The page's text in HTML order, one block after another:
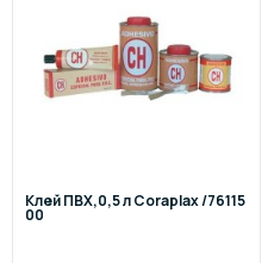
Клей ПВХ,0,5 л Coraplax /76115
00